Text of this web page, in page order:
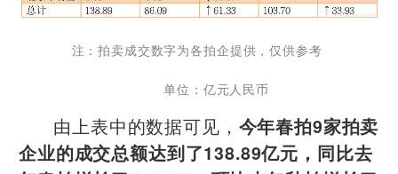
注：拍卖成交数字为各拍企提供，仅供参考
单位：亿元人民币
由上表中的数据可见， 今年春拍9家拍卖
企业的成交总额达到了138.89亿元，同比去